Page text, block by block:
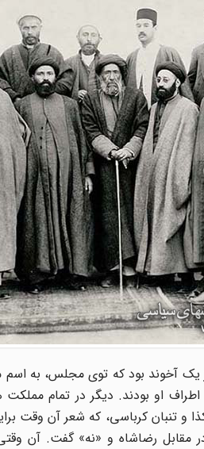
یک آخوند بود که توی مجلس، به
او بودند. دیگر در تمام
و تنبان کرباسی، که شعر آن وقت
مقابل رضاشاه و «نه» گفت. آن